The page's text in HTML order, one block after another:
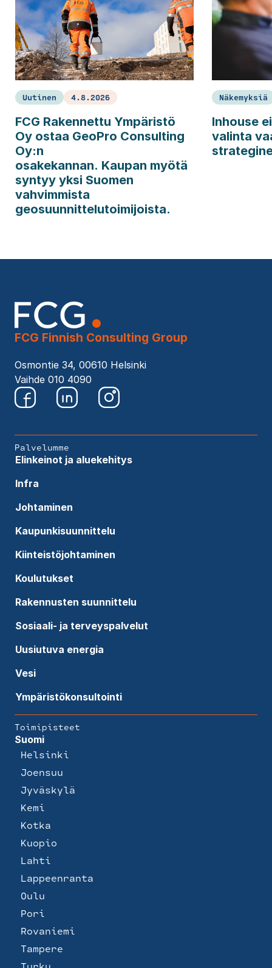
Uutinen 4.8.2026
FCG Rakennettu Ympäristö
Oy ostaa GeoPro Consulting
Oy:n
osakekannan. Kaupan myötä
syntyy yksi Suomen
vahvimmista
geosuunnittelutoimijoista.
Näkemyksiä
Inhouse
valinta
FCG Finnish Consulting Group
Osmontie 34, 00610 Helsinki
Vaihde 010 4090
Palvelumme
Elinkeinot ja aluekehitys
Infra
Johtaminen
Kaupunkisuunnittelu
Kiinteistöjohtaminen
Koulutukset
Rakennusten suunnittelu
Sosiaali- ja terveyspalvelut
Uusiutuva energia
Vesi
Ympäristökonsultointi
Toimipisteet
Suomi
Helsinki
Joensuu
Jyväskylä
Kemi
Kotka
Kuopio
Lahti
Lappeenranta
Oulu
Pori
Rovaniemi
Tampere